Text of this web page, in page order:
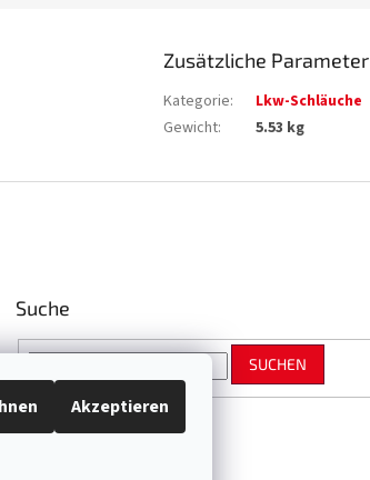
Akzeptieren
Zusätzliche Parameter
Kategorie:
Lkw-Schläuche
Gewicht: 5.53 kg
Suche
SUCHEN